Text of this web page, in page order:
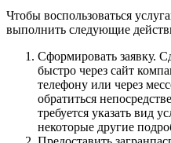
Чтобы воспользоваться
выполнить следующие
Сформировать заявку.
быстро через сайт
телефону или через
обратиться
требуется указать вид
некоторые другие